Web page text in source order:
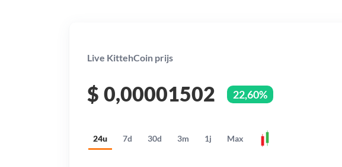
Live KittehCoin prijs
$ 0,00001502 22,60%
24u 7d 30d 3m 1j Max